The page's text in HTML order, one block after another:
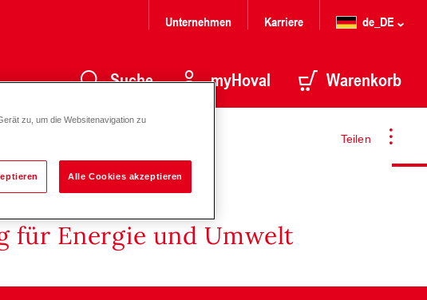
Unternehmen Karriere de_DE
Suche myHoval Warenkorb
Teilen
für Energie und Umwelt
zu, um die Websitenavigation zu
Alle Cookies akzeptieren